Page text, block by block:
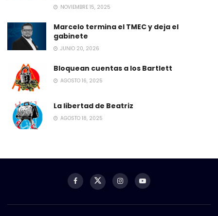
NOVIEMBRE 15, 2025
Marcelo termina el TMEC y deja el
gabinete
JUNIO 20, 2026
Bloquean cuentas a los Bartlett
AGOSTO 16, 2025
La libertad de Beatriz
AGOSTO 18, 2025